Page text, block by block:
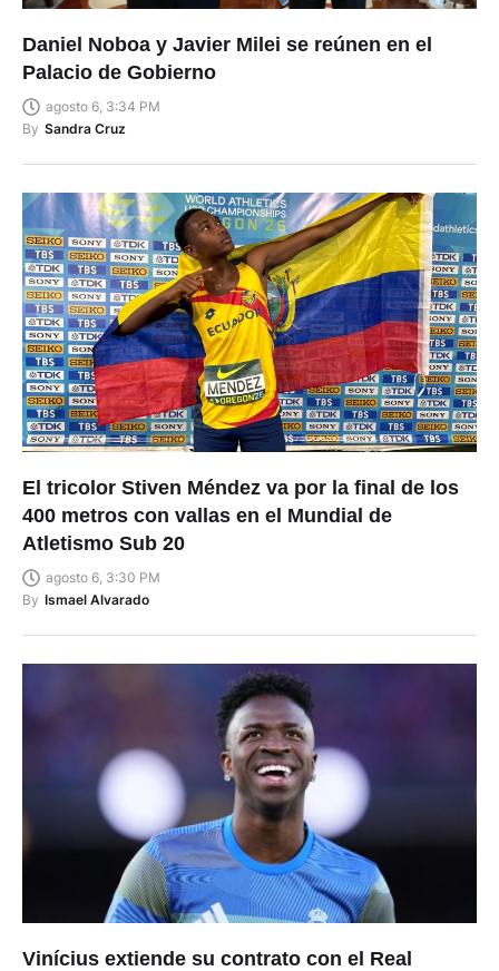
Daniel Noboa y Javier Milei se reúnen en el
Palacio de Gobierno
agosto 6, 3:34 PM
By Sandra Cruz
El tricolor Stiven Méndez va por la final de los
400 metros con vallas en el Mundial de
Atletismo Sub 20
agosto 6, 3:30 PM
By Ismael Alvarado
Vinícius extiende su contrato con el Real